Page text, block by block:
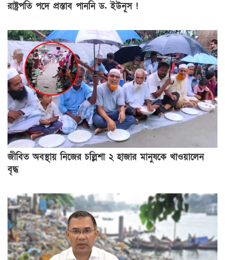
রাষ্ট্রপতি পদে প্রস্তাব পাননি ড. ইউনূস !
জীবিত অবস্থায় নিজের চল্লিশা ২ হাজার মানুষকে খাওয়ালেন
বৃদ্ধ